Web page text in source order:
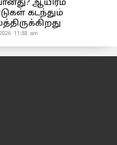
ஆயிரம்
கடந்தும்
11:38 am